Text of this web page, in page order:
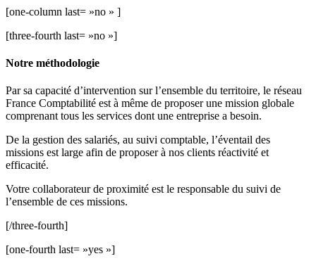
[one-column last= »no » ]
[three-fourth last= »no »]
Notre méthodologie
Par sa capacité d’intervention sur l’ensemble du territoire, le réseau
France Comptabilité est à même de proposer une mission globale
comprenant tous les services dont une entreprise a besoin.
De la gestion des salariés, au suivi comptable, l’éventail des
missions est large afin de proposer à nos clients réactivité et
efficacité.
Votre collaborateur de proximité est le responsable du suivi de
l’ensemble de ces missions.
[/three-fourth]
[one-fourth last= »yes »]